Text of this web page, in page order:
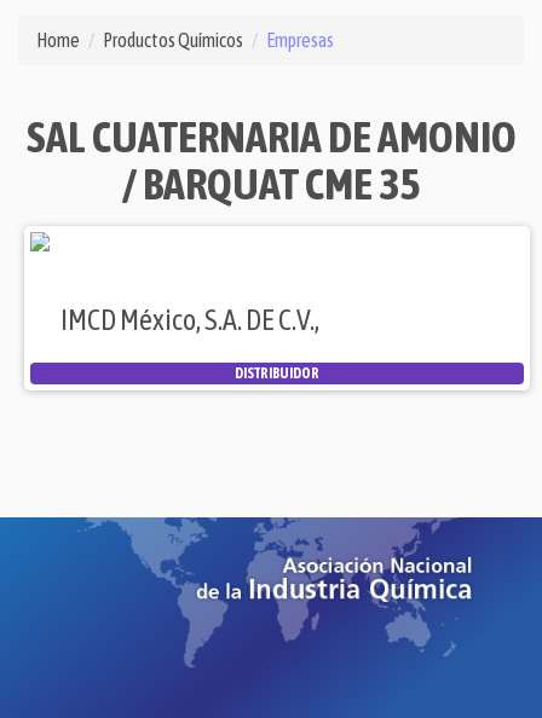
Home Productos Químicos Empresas
SAL CUATERNARIA DE AMONIO
/ BARQUAT CME 35
IMCD México, S.A. DE C.V.,
DISTRIBUIDOR